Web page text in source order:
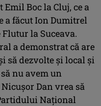
Emil Boc la Cluj, ce a
a făcut Ion Dumitrel
la Suceava.
a demonstrat că are
să dezvolte şi local şi
nu avem un
Dan vrea să
Naţional